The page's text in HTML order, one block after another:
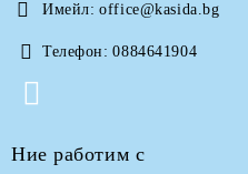
Имейл: office@kasida.bg
Телефон: 0884641904
Ние работим с